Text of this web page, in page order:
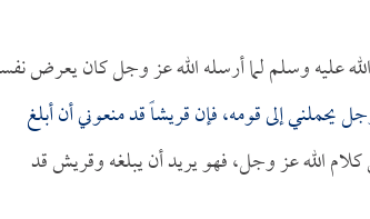
عليه وسلم لما أرسله الله عز وجل كان يعرض
يحملني إلى قومه، فإن قريشاً قد منعوني أن أبلغ
الله عز وجل، فهو يريد أن يبلغه وقريش قد